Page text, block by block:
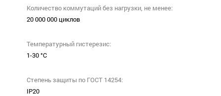
Количество коммутаций без нагрузки, не менее:
20 000 000 циклов
Температурный гистерезис:
1-30 °С
Степень защиты по ГОСТ 14254:
ІР20